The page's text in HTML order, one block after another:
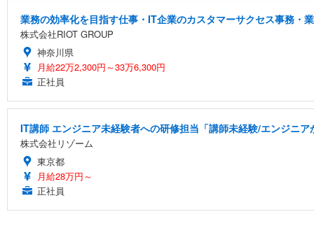
業務の効率化を目指す仕事・IT企業のカスタマーサクセス事務・
株式会社RIOT GROUP
神奈川県
月給22万2,300円～33万6,300円
正社員
IT講師 エンジニア未経験者への研修担当「講師未経験/エンジニア
株式会社リゾーム
東京都
月給28万円～
正社員